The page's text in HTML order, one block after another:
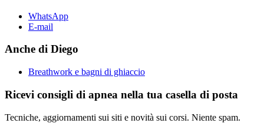
WhatsApp
E-mail
Anche di Diego
Breathwork e bagni di ghiaccio
Ricevi consigli di apnea nella tua casella di posta
Tecniche, aggiornamenti sui siti e novità sui corsi. Niente spam.